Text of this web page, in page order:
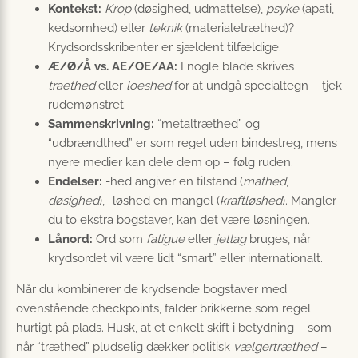
Kontekst: Krop(døsighed, udmattelse), psyke(apati,
kedsomhed) eller teknik(materialetræthed)?
Krydsordsskribenter er sjældent tilfældige.
Æ/Ø/Å vs. AE/OE/AA: I nogle blade skrives
traethedeller loeshedfor at undgå specialtegn – tjek
rudemønstret.
Sammenskrivning: “metaltræthed” og
“udbrændthed” er som regel uden bindestreg, mens
nyere medier kan dele dem op – følg ruden.
Endelser: -hed angiver en tilstand (mathed,
døsighed), -løshed en mangel (kraftløshed). Mangler
du to ekstra bogstaver, kan det være løsningen.
Lånord: Ord som fatigueeller jetlagbruges, når
krydsordet vil være lidt “smart” eller internationalt.
Når du kombinerer de krydsende bogstaver med
ovenstående checkpoints, falder brikkerne som regel
hurtigt på plads. Husk, at et enkelt skift i betydning – som
når “træthed” pludselig dækker politisk vælgertræthed–